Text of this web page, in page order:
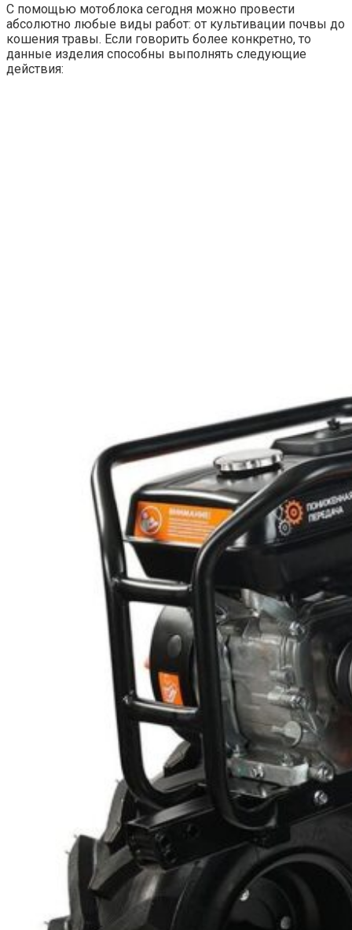
С помощью мотоблока сегодня можно провести
абсолютно любые виды работ: от культивации почвы до
кошения травы. Если говорить более конкретно, то
данные изделия способны выполнять следующие
действия: